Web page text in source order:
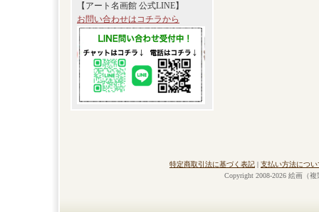
【アート名画館 公式LINE】
お問い合わせはコチラから
特定商取引法に基づく表記 | 支払い方法につい
Copyright 2008-2026 絵画（